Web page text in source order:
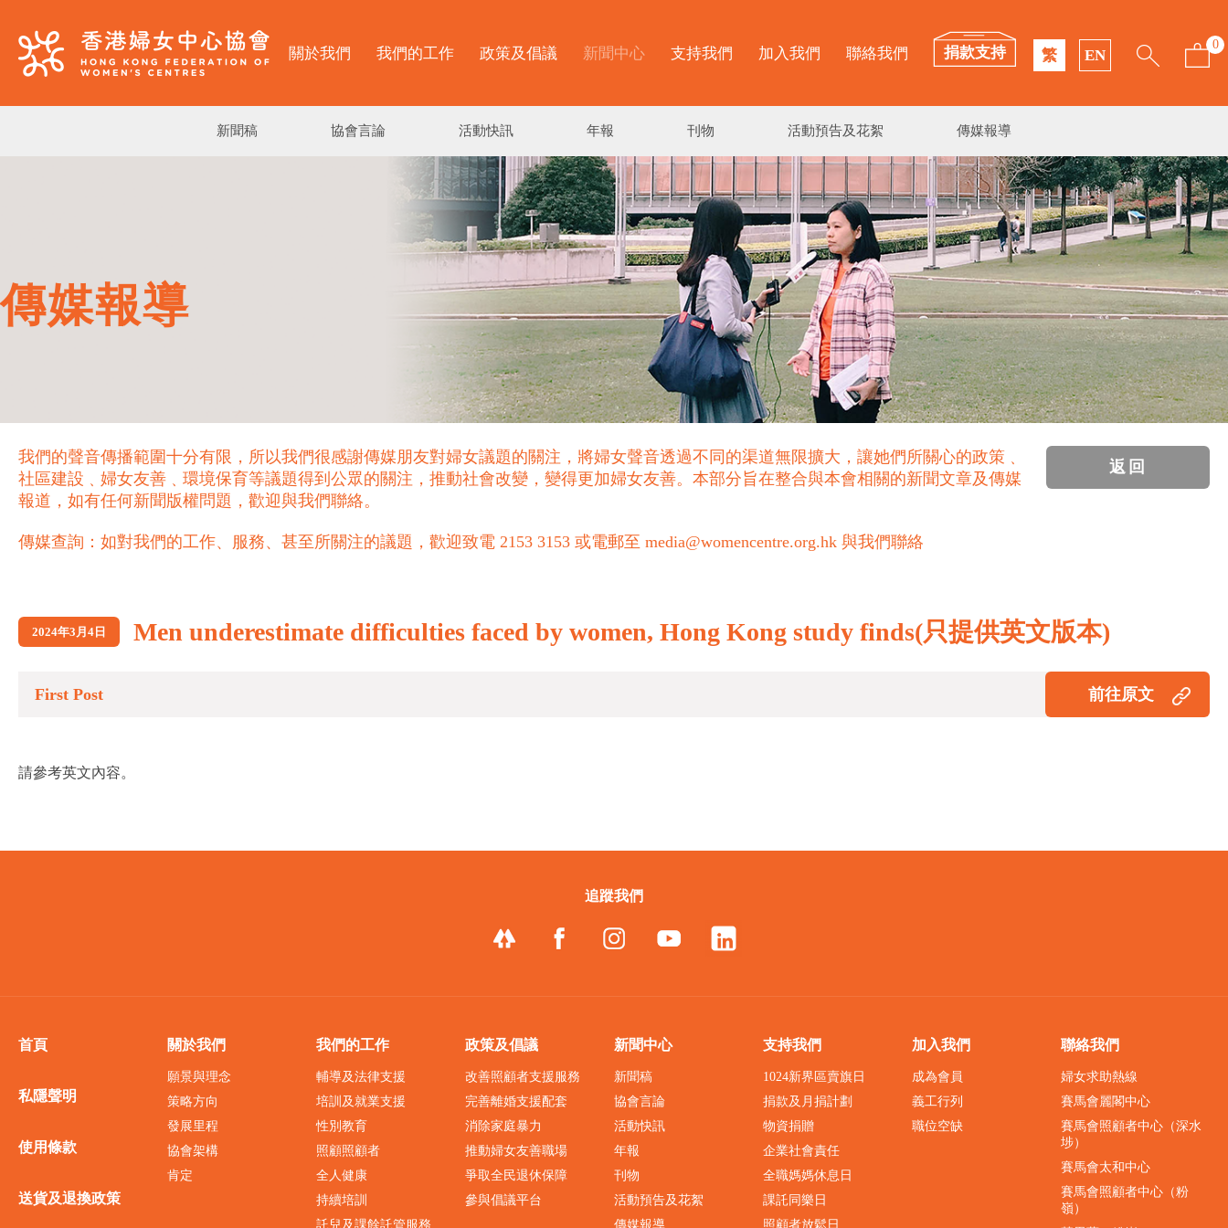
關於我們 我們的工作 政策及倡議 新聞中心 支持我們 加入我們 聯絡我們 捐款支持 繁 EN
0
新聞稿 協會言論 活動快訊 年報 刊物 活動預告及花絮 傳媒報導
傳媒報導
我們的聲音傳播範圍十分有限，所以我們很感謝傳媒朋友對婦女議題的關注，將婦女聲音透過不同的渠道無限擴大，讓她們所關心的政策﹑
社區建設﹑婦女友善﹑環境保育等議題得到公眾的關注，推動社會改變，變得更加婦女友善。本部分旨在整合與本會相關的新聞文章及傳媒
報道，如有任何新聞版權問題，歡迎與我們聯絡。
傳媒查詢：如對我們的工作、服務、甚至所關注的議題，歡迎致電 2153 3153 或電郵至 media@womencentre.org.hk 與我們聯絡
返回
2024年3月4日 Men underestimate difficulties faced by women, Hong Kong study finds(只提供英文版本)
First Post 前往原文
請參考英文內容。
追蹤我們
首頁
私隱聲明
使用條款
送貨及退換政策
關於我們
願景與理念
策略方向
發展里程
協會架構
肯定
我們的工作
輔導及法律支援
培訓及就業支援
性別教育
照顧照顧者
全人健康
持續培訓
託兒及課餘託管服務
政策及倡議
改善照顧者支援服務
完善離婚支援配套
消除家庭暴力
推動婦女友善職場
爭取全民退休保障
參與倡議平台
新聞中心
新聞稿
協會言論
活動快訊
年報
刊物
活動預告及花絮
傳媒報導
支持我們
1024新界區賣旗日
捐款及月捐計劃
物資捐贈
企業社會責任
全職媽媽休息日
課託同樂日
照顧者放鬆日
加入我們
成為會員
義工行列
職位空缺
聯絡我們
婦女求助熱線
賽馬會麗閣中心
賽馬會照顧者中心（深水
埗）
賽馬會太和中心
賽馬會照顧者中心（粉
嶺）